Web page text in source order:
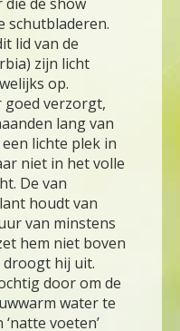
schutbladeren.
lid van de
zijn licht
op.
goed verzorgt,
lang van
lichte plek in
niet in het volle
De van
houdt van
van minstens
hem niet boven
droogt hij uit.
door om de
water te
voeten’